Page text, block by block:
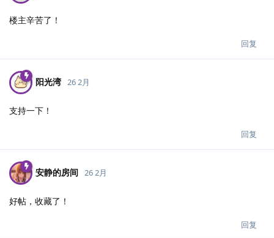
楼主辛苦了！
回复
阳光湾 26 2月
支持一下！
回复
安静的房间 26 2月
好帖，收藏了！
回复